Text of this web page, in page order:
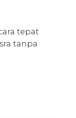
tepat
tanpa